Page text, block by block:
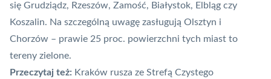
się Grudziądz, Rzeszów, Zamość, Białystok, Elbląg czy
Koszalin. Na szczególną uwagę zasługują Olsztyn i
Chorzów – prawie 25 proc. powierzchni tych miast to
tereny zielone.
Przeczytaj też: Kraków rusza ze Strefą Czystego